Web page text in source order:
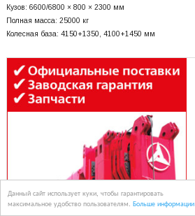
Данный сайт использует куки, чтобы гарантировать
максимальное удобство пользователям. Больше информации
Кузов: 6600/6800 × 800 × 2300 мм
Полная масса: 25000 кг
Колесная база: 4150+1350, 4100+1450 мм